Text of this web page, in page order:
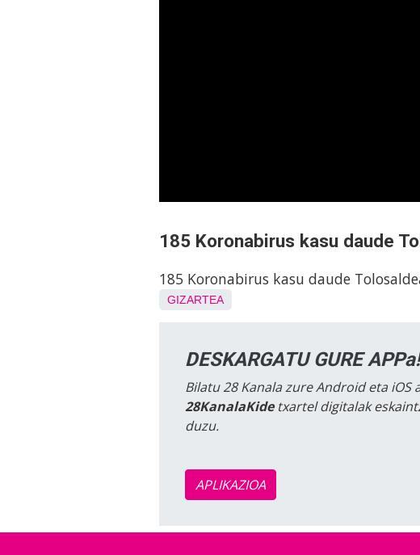
185 Koronabirus kasu daude
185 Koronabirus kasu daude
GIZARTEA
DESKARGATU GURE APPa!
Bilatu 28 Kanala zure Android eta
28KanalaKidetxartel digitalak
duzu.
APLIKAZIOA